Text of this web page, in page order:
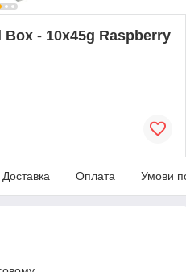
- 10x45g Raspberry
Доставка Оплата Умови